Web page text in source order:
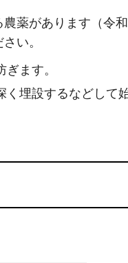
薬があります（令
い。
ます。
埋設するなどして